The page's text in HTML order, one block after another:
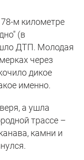
78-м километре
(в
ДТП. Молодая
через
дикое
именно.
а ушла
трассе –
камни и